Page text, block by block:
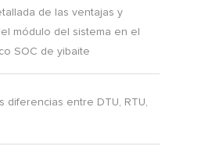
de las ventajas y
módulo del sistema en el
SOC de yibaite
diferencias entre DTU, RTU,